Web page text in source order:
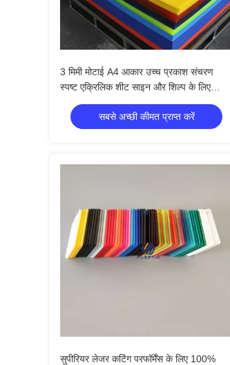
3 मिमी मोटाई A4 आकार उच्च प्रकाश संचरण
स्पष्ट एक्रिलिक शीट साइन और शिल्प के लिए
PMMA पैनल
सबसे अच्छी कीमत प्राप्त करें
सुपीरियर लेजर कटिंग परफॉर्मेंस के लिए 100%